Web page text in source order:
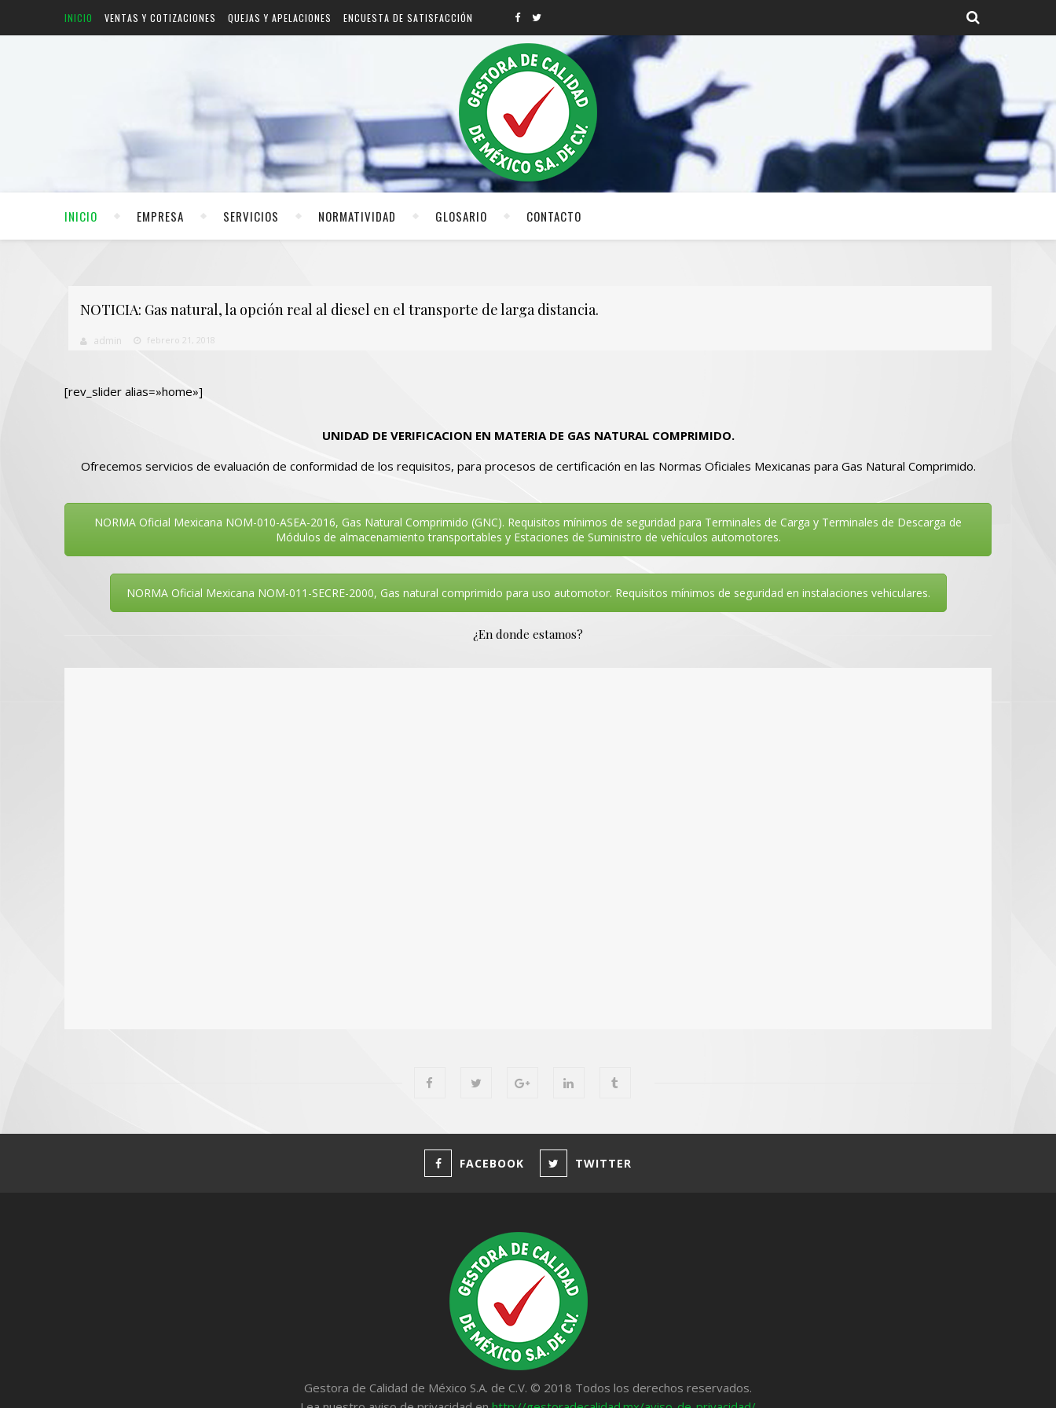
INICIO VENTAS Y COTIZACIONES QUEJAS Y APELACIONES ENCUESTA DE SATISFACCIÓN
INICIO EMPRESA SERVICIOS NORMATIVIDAD GLOSARIO CONTACTO
NOTICIA: Miguel Ángel Mancera presenta vehículos de gas natural.
[rev_slider alias=»home»]
UNIDAD DE VERIFICACION EN MATERIA DE GAS NATURAL COMPRIMIDO.
Ofrecemos servicios de evaluación de conformidad de los requisitos, para procesos de certificación en las Normas Oficiales Mexicanas para Gas Natural Comprimido.
NORMA Oficial Mexicana NOM-010-ASEA-2016, Gas Natural Comprimido (GNC). Requisitos mínimos de seguridad para Terminales de Carga y Terminales de Descarga de
Módulos de almacenamiento transportables y Estaciones de Suministro de vehículos automotores.
NORMA Oficial Mexicana NOM-011-SECRE-2000, Gas natural comprimido para uso automotor. Requisitos mínimos de seguridad en instalaciones vehiculares.
¿En donde estamos?
FACEBOOK TWITTER
Gestora de Calidad de México S.A. de C.V. © 2018 Todos los derechos reservados.